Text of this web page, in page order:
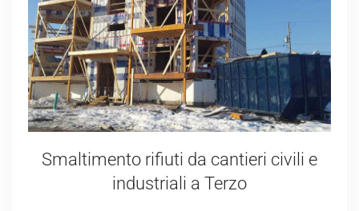
Smaltimento rifiuti da cantieri civili e
industriali a Terzo